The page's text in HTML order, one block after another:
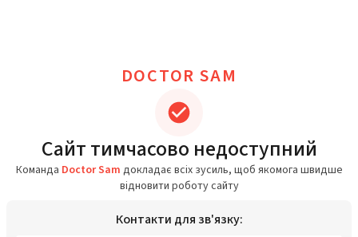
DOCTOR SAM
Сайт тимчасово недоступний
Команда Doctor Sam докладає всіх зусиль, щоб якомога швидше
відновити роботу сайту
Контакти для зв'язку: